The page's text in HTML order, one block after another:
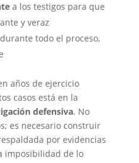
a los testigos para que
y veraz
durante todo el proceso,
años de ejercicio
casos está en la
defensiva. No
es necesario construir
por evidencias
imposibilidad de lo